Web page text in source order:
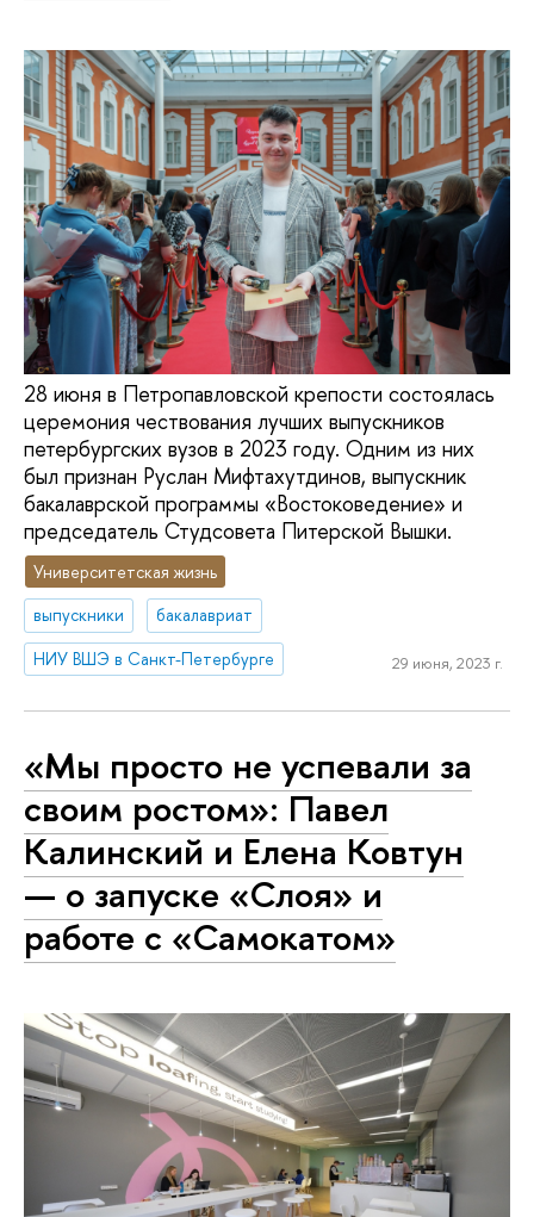
28 июня в Петропавловской крепости состоялась
церемония чествования лучших выпускников
петербургских вузов в 2023 году. Одним из них
был признан Руслан Мифтахутдинов, выпускник
бакалаврской программы «Востоковедение» и
председатель Студсовета Питерской Вышки.
Университетская жизнь
выпускники
бакалавриат
НИУ ВШЭ в Санкт-Петербурге
29 июня, 2023 г.
«Мы просто не успевали за
своим ростом»: Павел
Калинский и Елена Ковтун
— о запуске «Слоя» и
работе с «Самокатом»